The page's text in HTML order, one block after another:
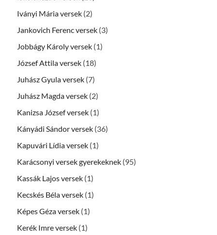
Iványi Mária versek (2)
Jankovich Ferenc versek (3)
Jobbágy Károly versek (1)
József Attila versek (18)
Juhász Gyula versek (7)
Juhász Magda versek (2)
Kanizsa József versek (1)
Kányádi Sándor versek (36)
Kapuvári Lídia versek (1)
Karácsonyi versek gyerekeknek (95)
Kassák Lajos versek (1)
Kecskés Béla versek (1)
Képes Géza versek (1)
Kerék Imre versek (1)